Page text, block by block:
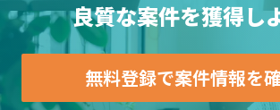
良質な案件を獲得し
無料登録で案件情報を